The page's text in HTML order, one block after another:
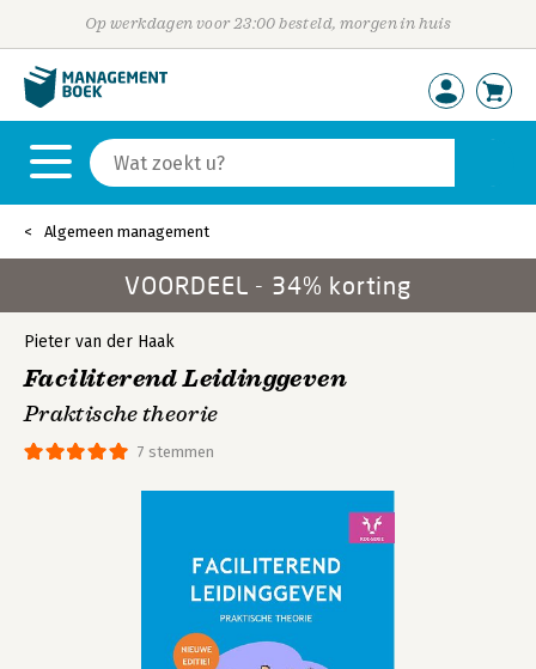
Op werkdagen voor 23:00 besteld, morgen in huis
Algemeen management
VOORDEEL - 34% korting
7 stemmen
Pieter van der Haak
Faciliterend Leidinggeven
Praktische theorie